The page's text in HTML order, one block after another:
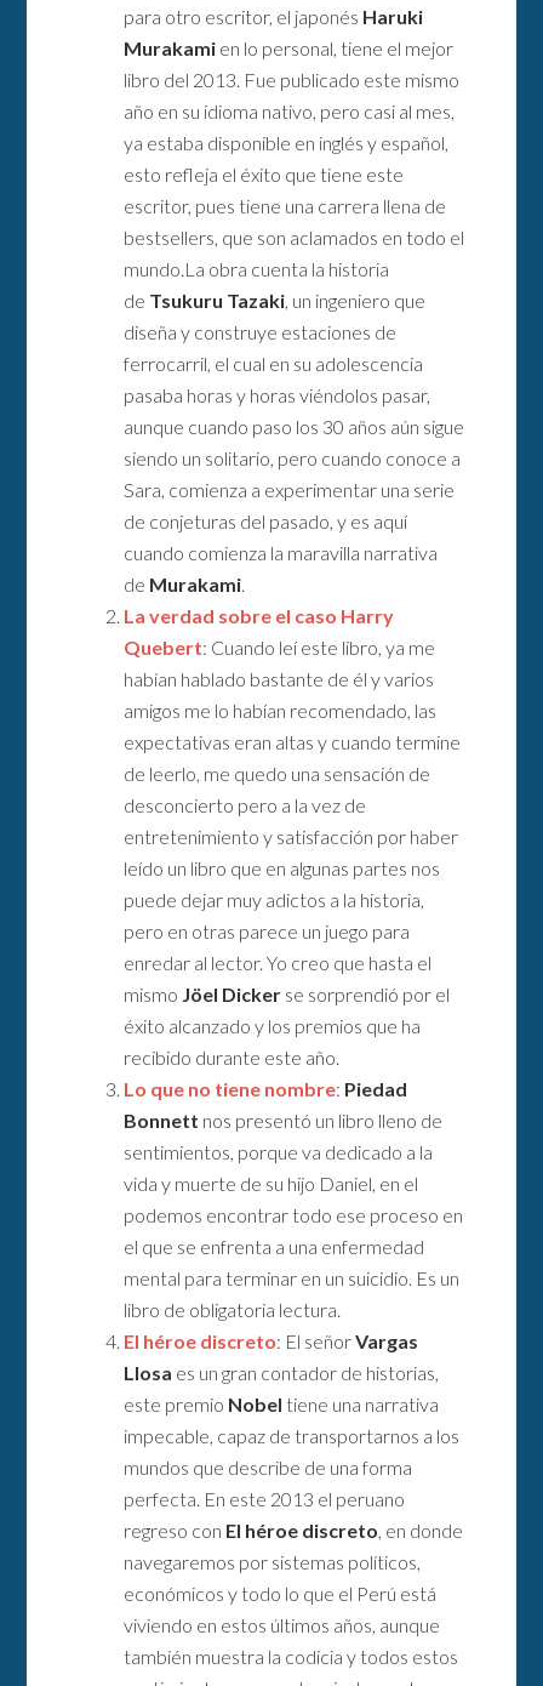
para otro escritor, el japonés Haruki
Murakami en lo personal, tiene el mejor
libro del 2013. Fue publicado este mismo
año en su idioma nativo, pero casi al mes,
ya estaba disponible en inglés y español,
esto refleja el éxito que tiene este
escritor, pues tiene una carrera llena de
bestsellers, que son aclamados en todo el
mundo.La obra cuenta la historia
de Tsukuru Tazaki, un ingeniero que
diseña y construye estaciones de
ferrocarril, el cual en su adolescencia
pasaba horas y horas viéndolos pasar,
aunque cuando paso los 30 años aún sigue
siendo un solitario, pero cuando conoce a
Sara, comienza a experimentar una serie
de conjeturas del pasado, y es aquí
cuando comienza la maravilla narrativa
de Murakami.
La verdad sobre el caso Harry
Quebert: Cuando leí este libro, ya me
habían hablado bastante de él y varios
amigos me lo habían recomendado, las
expectativas eran altas y cuando termine
de leerlo, me quedo una sensación de
desconcierto pero a la vez de
entretenimiento y satisfacción por haber
leído un libro que en algunas partes nos
puede dejar muy adictos a la historia,
pero en otras parece un juego para
enredar al lector. Yo creo que hasta el
mismo Jöel Dicker se sorprendió por el
éxito alcanzado y los premios que ha
recibido durante este año.
Lo que no tiene nombre: Piedad
Bonnett nos presentó un libro lleno de
sentimientos, porque va dedicado a la
vida y muerte de su hijo Daniel, en el
podemos encontrar todo ese proceso en
el que se enfrenta a una enfermedad
mental para terminar en un suicidio. Es un
libro de obligatoria lectura.
El héroe discreto: El señorVargas
Llosa es un gran contador de historias,
este premio Nobel tiene una narrativa
impecable, capaz de transportarnos a los
mundos que describe de una forma
perfecta. En este 2013 el peruano
regreso con El héroe discreto, en donde
navegaremos por sistemas políticos,
económicos y todo lo que el Perú está
viviendo en estos últimos años, aunque
también muestra la codicia y todos estos